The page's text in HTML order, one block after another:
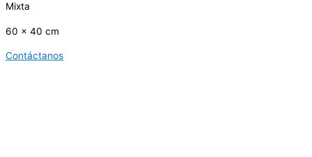
Mixta
60 x 40 cm
Contáctanos